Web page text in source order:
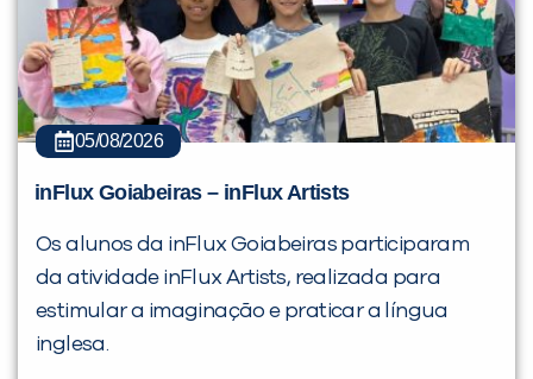
05/08/2026
inFlux Goiabeiras – inFlux Artists
Os alunos da inFlux Goiabeiras participaram
da atividade inFlux Artists, realizada para
estimular a imaginação e praticar a língua
inglesa.